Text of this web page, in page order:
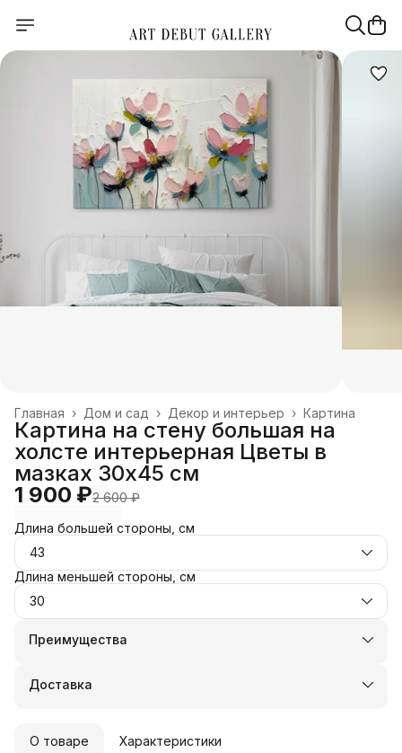
Картина
Декор и интерьер ›
Дом и сад ›
Главная ›
Картина на стену большая на
холсте интерьерная Цветы в
мазках 30х45 см
1 900 ₽2 600 ₽
Длина большей стороны, см
43
Длина меньшей стороны, см
30
Преимущества
Оплата частями в Сплит
Удобный возврат
Доставка
О товаре Характеристики